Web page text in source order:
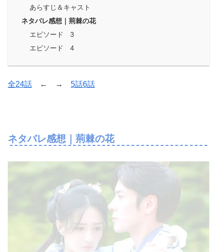
あらすじ＆キャスト
ネタバレ感想｜荊棘の花
エピソード 3
エピソード 4
全24話 ← → 5話6話
ネタバレ感想｜荊棘の花